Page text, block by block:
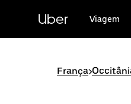
conteúdo
Uber Viagem
França>